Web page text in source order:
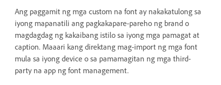
Ang paggamit ng mga custom na font ay nakakatulong sa
iyong mapanatili ang pagkakapare-pareho ng brand o
magdagdag ng kakaibang istilo sa iyong mga pamagat at
caption. Maaari kang direktang mag-import ng mga font
mula sa iyong device o sa pamamagitan ng mga third-
party na app ng font management.